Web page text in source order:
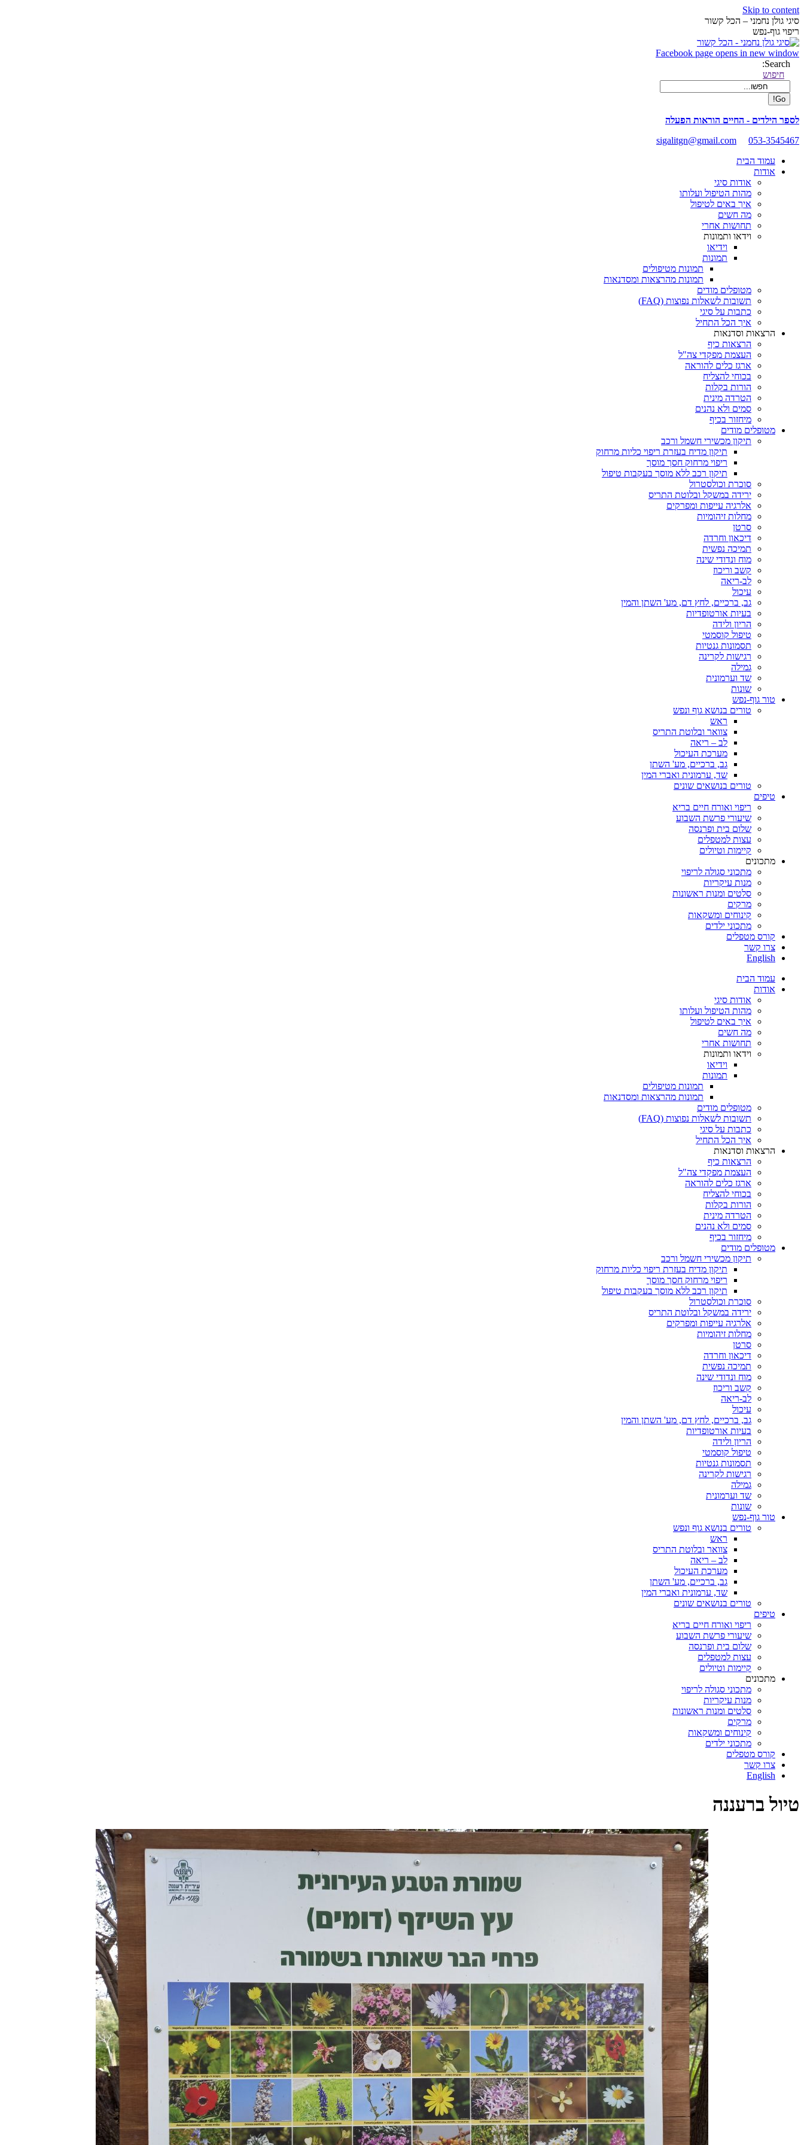
Skip to content
סיגי גולן נחמני – הכל קשור
ריפוי גוף-נפש
Facebook page opens in new window
Search:
חיפוש
לספר הילדים - החיים הוראות הפעלה
sigalitgn@gmail.com
053-3545467
עמוד הבית
אודות
אודות סיגי
מהות הטיפול ועלותו
איך באים לטיפול
מה חשים
תחושות אחרי
וידאו ותמונות
וידיאו
תמונות
תמונות מטיפולים
תמונות מהרצאות ומסדנאות
מטופלים מודים
תשובות לשאלות נפוצות (FAQ)
כתבות על סיגי
איך הכל התחיל
הרצאות וסדנאות
הרצאות כיף
העצמת מפקדי צה"ל
ארגז כלים להוראה
בכוחי להצליח
הורות בקלות
הטרדה מינית
סמים ולא נהנים
מיחזור בכיף
מטופלים מודים
תיקון מכשירי חשמל ורכב
תיקון מדיח בעזרת ריפוי כליות מרחוק
ריפוי מרחוק חסך מוסך
תיקון רכב ללא מוסך בעקבות טיפול
סוכרת וכולסטרול
ירידה במשקל ובלוטת התריס
אלרגיה עייפות ומפרקים
מחלות זיהומיות
סרטן
דיכאון וחרדה
תמיכה נפשית
מוח ונדודי שינה
קשב וריכוז
לב-ריאה
עיכול
גב, ברכיים, לחץ דם, מע' השתן והמין
בעיות אורטופדיות
הריון ולידה
טיפול קוסמטי
תסמונות גנטיות
רגישות לקרינה
גמילה
שד וערמונית
שונות
טור גוף-נפש
טורים בנושא גוף ונפש
ראש
צוואר ובלוטת התריס
לב – ריאה
מערכת העיכול
גב, ברכיים, מע' השתן
שד, ערמונית ואברי המין
טורים בנושאים שונים
טיפים
ריפוי ואורח חיים בריא
שיעורי פרשת השבוע
שלום בית ופרנסה
עצות למטפלים
קיימות וטיולים
מתכונים
מתכוני סגולה לריפוי
מנות עיקריות
סלטים ומנות ראשונות
מרקים
קינוחים ומשקאות
מתכוני ילדים
קורס מטפלים
צרו קשר
English
עמוד הבית
אודות
אודות סיגי
מהות הטיפול ועלותו
איך באים לטיפול
מה חשים
תחושות אחרי
וידאו ותמונות
וידיאו
תמונות
תמונות מטיפולים
תמונות מהרצאות ומסדנאות
מטופלים מודים
תשובות לשאלות נפוצות (FAQ)
כתבות על סיגי
איך הכל התחיל
הרצאות וסדנאות
הרצאות כיף
העצמת מפקדי צה"ל
ארגז כלים להוראה
בכוחי להצליח
הורות בקלות
הטרדה מינית
סמים ולא נהנים
מיחזור בכיף
מטופלים מודים
תיקון מכשירי חשמל ורכב
תיקון מדיח בעזרת ריפוי כליות מרחוק
ריפוי מרחוק חסך מוסך
תיקון רכב ללא מוסך בעקבות טיפול
סוכרת וכולסטרול
ירידה במשקל ובלוטת התריס
אלרגיה עייפות ומפרקים
מחלות זיהומיות
סרטן
דיכאון וחרדה
תמיכה נפשית
מוח ונדודי שינה
קשב וריכוז
לב-ריאה
עיכול
גב, ברכיים, לחץ דם, מע' השתן והמין
בעיות אורטופדיות
הריון ולידה
טיפול קוסמטי
תסמונות גנטיות
רגישות לקרינה
גמילה
שד וערמונית
שונות
טור גוף-נפש
טורים בנושא גוף ונפש
ראש
צוואר ובלוטת התריס
לב – ריאה
מערכת העיכול
גב, ברכיים, מע' השתן
שד, ערמונית ואברי המין
טורים בנושאים שונים
טיפים
ריפוי ואורח חיים בריא
שיעורי פרשת השבוע
שלום בית ופרנסה
עצות למטפלים
קיימות וטיולים
מתכונים
מתכוני סגולה לריפוי
מנות עיקריות
סלטים ומנות ראשונות
מרקים
קינוחים ומשקאות
מתכוני ילדים
קורס מטפלים
צרו קשר
English
טיול ברעננה